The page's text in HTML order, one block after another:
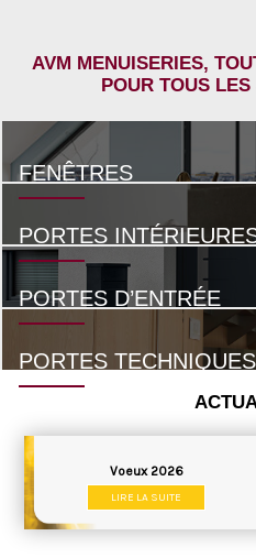
AVM MENUISERIES,
POUR TOUS
FENÊTRES
PORTES
PORTES D’ENTRÉE
PORTES TECHNIQUES
Voeux 2026
LIRE LA SUITE